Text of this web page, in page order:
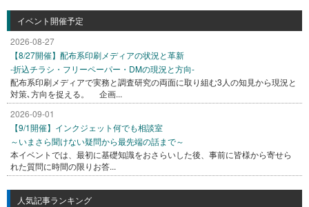
イベント開催予定
2026-08-27
【8/27開催】配布系印刷メディアの状況と革新
-折込チラシ・フリーペーパー・DMの現況と方向-
配布系印刷メディアで実務と調査研究の両面に取り組む3人の知見から現況と
対策､方向を捉える。 企画...
2026-09-01
【9/1開催】インクジェット何でも相談室
～いまさら聞けない疑問から最先端の話まで～
本イベントでは、最初に基礎知識をおさらいした後、事前に皆様から寄せら
れた質問に時間の限りお答...
人気記事ランキング